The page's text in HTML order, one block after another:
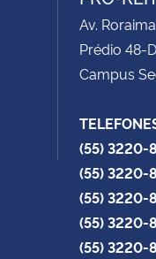
Av.
Prédio 48-
Campus
(55) 3220-
(55) 3220-
(55) 3220-
(55) 3220-
(55) 3220-